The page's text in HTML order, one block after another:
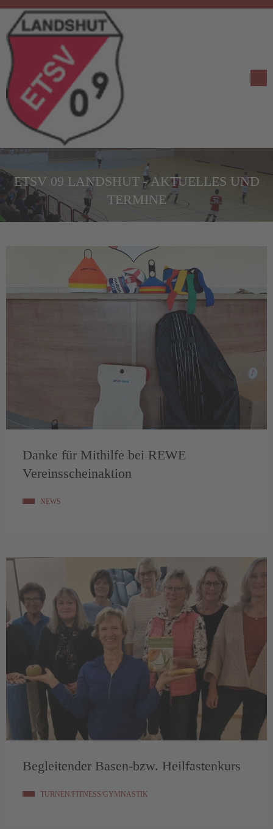
ETSV 09 LANDSHUT - AKTUELLES UND
TERMINE
Danke für Mithilfe bei REWE
Vereinsscheinaktion
NEWS
Begleitender Basen-bzw. Heilfastenkurs
TURNEN/FITNESS/GYMNASTIK